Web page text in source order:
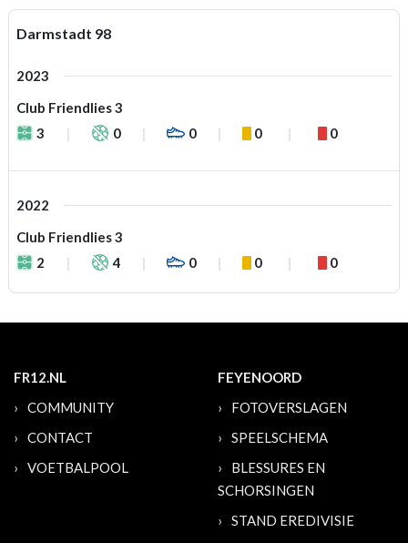
Darmstadt 98
2023
Club Friendlies 3
3
0 0 0 0
2022
Club Friendlies 3
2
4 0 0 0
FR12.NL
COMMUNITY
CONTACT
VOETBALPOOL
FEYENOORD
FOTOVERSLAGEN
SPEELSCHEMA
BLESSURES EN
SCHORSINGEN
STAND EREDIVISIE